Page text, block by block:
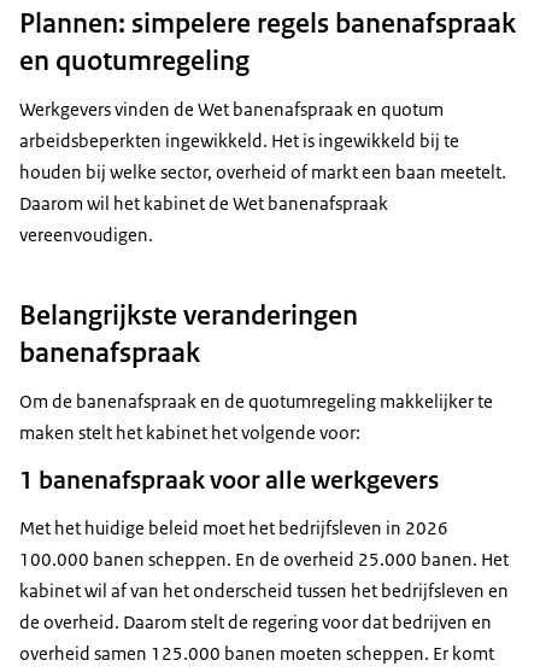
Plannen: simpelere regels banenafspraak
en quotumregeling
Werkgevers vinden de Wet banenafspraak en quotum
arbeidsbeperkten ingewikkeld. Het is ingewikkeld bij te
houden bij welke sector, overheid of markt een baan meetelt.
Daarom wil het kabinet de Wet banenafspraak
vereenvoudigen.
Belangrijkste veranderingen
banenafspraak
Om de banenafspraak en de quotumregeling makkelijker te
maken stelt het kabinet het volgende voor:
1 banenafspraak voor alle werkgevers
Met het huidige beleid moet het bedrijfsleven in 2026
100.000 banen scheppen. En de overheid 25.000 banen. Het
kabinet wil af van het onderscheid tussen het bedrijfsleven en
de overheid. Daarom stelt de regering voor dat bedrijven en
overheid samen 125.000 banen moeten scheppen. Er komt